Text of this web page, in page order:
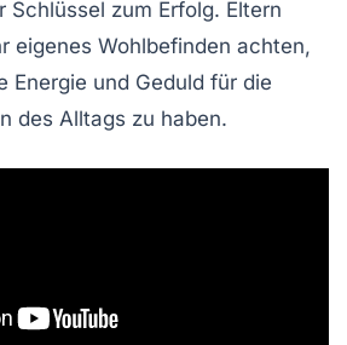
Schlüssel zum Erfolg. Eltern
eigenes Wohlbefinden achten,
Energie und Geduld für die
des Alltags zu haben.